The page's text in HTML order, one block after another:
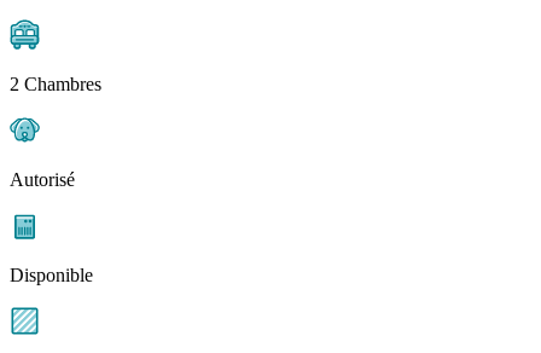
2 Chambres
Autorisé
Disponible